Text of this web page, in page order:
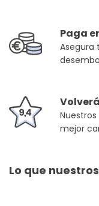
Paga
Asegura
mejor
Lo que